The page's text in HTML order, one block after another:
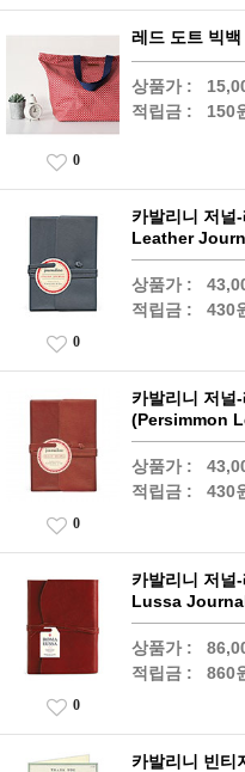
레드 도트 빅백
상품가 :
적립금 : 150
0
카발리니 저널
Leather
상품가 :
적립금 : 430
0
카발리니 저널
(Persimmon
상품가 :
적립금 : 430
0
카발리니 저
Lussa
상품가 :
적립금 : 860
0
카발리니 빈